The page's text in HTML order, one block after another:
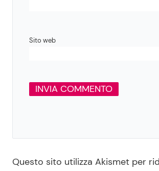
Sito web
Questo sito utilizza Akismet per